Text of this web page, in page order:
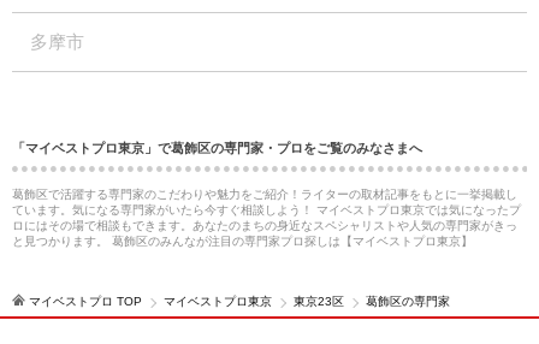
多摩市
「マイベストプロ東京」で葛飾区の専門家・プロをご覧のみなさまへ
葛飾区で活躍する専門家のこだわりや魅力をご紹介！ライターの取材記事をもとに一挙掲載し
ています。気になる専門家がいたら今すぐ相談しよう！ マイベストプロ東京では気になったプ
ロにはその場で相談もできます。あなたのまちの身近なスペシャリストや人気の専門家がきっ
と見つかります。 葛飾区のみんなが注目の専門家プロ探しは【マイベストプロ東京】
マイベストプロ TOP マイベストプロ東京 東京23区 葛飾区の専門家